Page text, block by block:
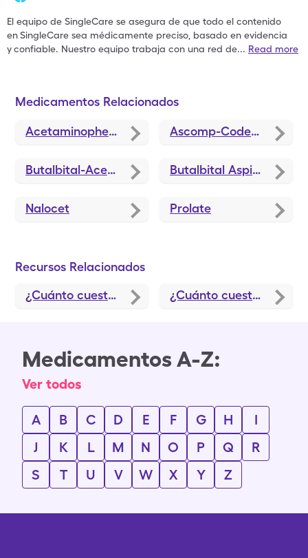
El equipo de SingleCare se asegura de que todo el contenido
enSingleCare sea médicamente preciso, basado en evidencia
yconfiable. Nuestro equipo trabaja con una red de... Read more
Medicamentos Relacionados
Acetaminophen-Codeine Ascomp-Codeine
Butalbital-Acetaminophen-Caffeine-Codeine Butalbital Aspirin Caffeine Codeine
Nalocet Prolate
Recursos Relacionados
¿Cuánto cuesta Oxycontin (clorhidrato de oxicodona) sin seguro?
¿Cuánto cuesta la oxicodona-acetaminofén (Percocet) sin seguro médico?
Medicamentos A-Z:
Ver todos
A B C D E F G H
I
J
K L M N O P Q
R
S
T U V W X Y Z